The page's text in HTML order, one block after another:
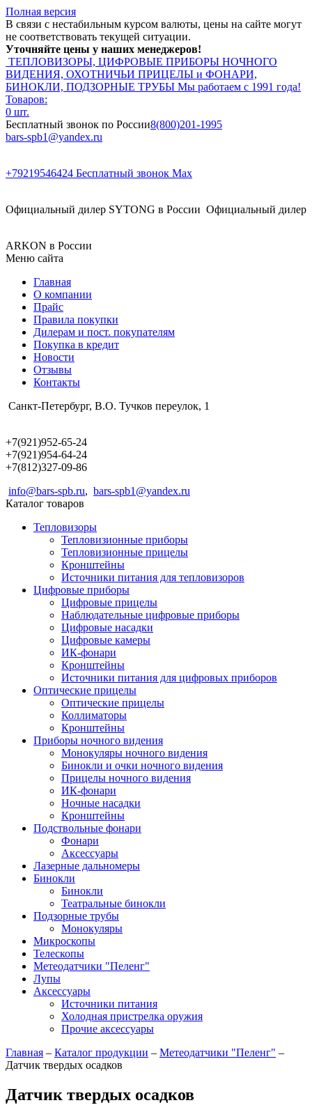
Полная версия
В связи с нестабильным курсом валюты, цены на сайте могут
не соответствовать текущей ситуации.
Уточняйте цены у наших менеджеров!
ТЕПЛОВИЗОРЫ, ЦИФРОВЫЕ ПРИБОРЫ НОЧНОГО
ВИДЕНИЯ, ОХОТНИЧЬИ ПРИЦЕЛЫ и ФОНАРИ,
БИНОКЛИ, ПОДЗОРНЫЕ ТРУБЫ Мы работаем с 1991 года!
Товаров:
0 шт.
Бесплатный звонок по России8(800)201-1995
bars-spb1@yandex.ru
+79219546424 Бесплатный звонок Max
Официальный дилер SYTONG в России Официальный дилер
ARKON в России
Меню сайта
Главная
О компании
Прайс
Правила покупки
Дилерам и пост. покупателям
Покупка в кредит
Новости
Отзывы
Контакты
Санкт-Петербург, В.О. Тучков переулок, 1
+7(921)952-65-24
+7(921)954-64-24
+7(812)327-09-86
info@bars-spb.ru, bars-spb1@yandex.ru
Каталог товаров
Тепловизоры
Тепловизионные приборы
Тепловизионные прицелы
Кронштейны
Источники питания для тепловизоров
Цифровые приборы
Цифровые прицелы
Наблюдательные цифровые приборы
Цифровые насадки
Цифровые камеры
ИК-фонари
Кронштейны
Источники питания для цифровых приборов
Оптические прицелы
Оптические прицелы
Коллиматоры
Кронштейны
Приборы ночного видения
Монокуляры ночного видения
Бинокли и очки ночного видения
Прицелы ночного видения
ИК-фонари
Ночные насадки
Кронштейны
Подствольные фонари
Фонари
Аксессуары
Лазерные дальномеры
Бинокли
Бинокли
Театральные бинокли
Подзорные трубы
Монокуляры
Микроскопы
Телескопы
Метеодатчики "Пеленг"
Лупы
Аксессуары
Источники питания
Холодная пристрелка оружия
Прочие аксессуары
Главная – Каталог продукции – Метеодатчики "Пеленг" –
Датчик твердых осадков
Датчик твердых осадков